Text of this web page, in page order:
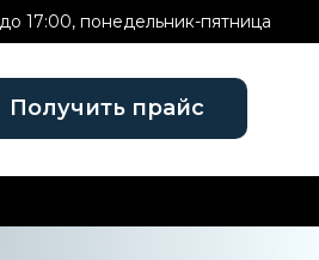
17:00, понедельник-пятница
Получить прайс